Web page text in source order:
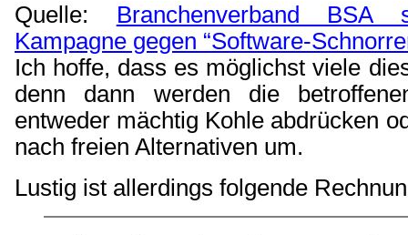
Quelle: Branchenverband BSA
Kampagne gegen “Software-
Ich hoffe, dass es möglichst viele
denn dann werden die
entweder mächtig Kohle abdrücken
nach freien Alternativen um.
Lustig ist allerdings folgende